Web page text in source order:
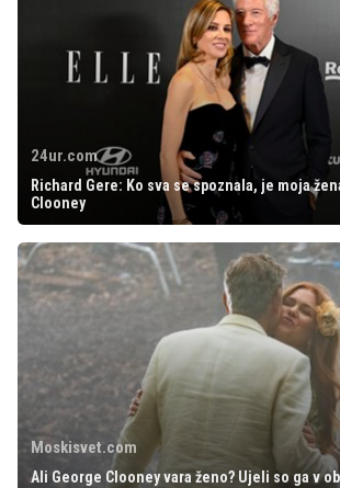
24ur.com
Richard Gere: Ko sva se spoznala, je moja
Clooney
Moskisvet.com
Ali George Clooney vara ženo? Ujeli so ga v